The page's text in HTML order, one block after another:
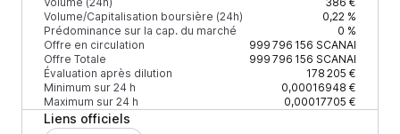
Volume/Capitalisation boursière (24h)
0,22 %
Prédominance sur la cap. du marché
0 %
Offre en circulation
999 796 156 SCANAI
Offre Totale
999 796 156 SCANAI
Évaluation après dilution
178 205 €
Minimum sur 24 h
0,00016948 €
Maximum sur 24 h
0,00017705 €
Liens officiels